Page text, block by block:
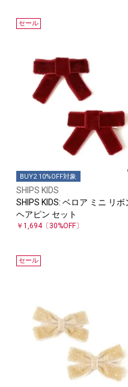
セール
BUY2 10%OFF対象
SHIPS KIDS
SHIPS KIDS: ベロア ミニ リボ
ヘアピン セット
￥1,694〔30%OFF〕
セール